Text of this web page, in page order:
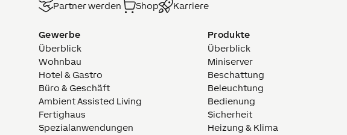
Partner werden Shop Karriere
Gewerbe
Überblick
Wohnbau
Hotel & Gastro
Büro & Geschäft
Ambient Assisted Living
Fertighaus
Spezialanwendungen
Produkte
Überblick
Miniserver
Beschattung
Beleuchtung
Bedienung
Sicherheit
Heizung & Klima